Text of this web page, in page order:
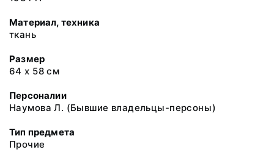
Материал, техника
ткань
Размер
64 х 58 см
Персоналии
Наумова Л. (Бывшие владельцы-персоны)
Тип предмета
Прочие